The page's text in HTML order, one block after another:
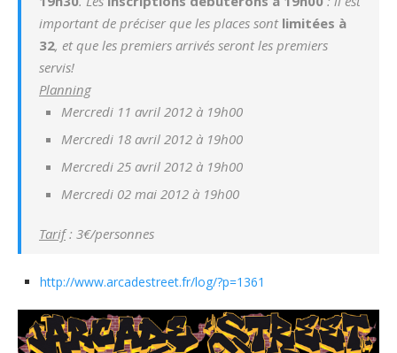
important de préciser que les places sont limitées à
32, et que les premiers arrivés seront les premiers
servis!
Planning
Mercredi 11 avril 2012 à 19h00
Mercredi 18 avril 2012 à 19h00
Mercredi 25 avril 2012 à 19h00
Mercredi 02 mai 2012 à 19h00
Tarif: 3€/personnes
http://www.arcadestreet.fr/log/?p=1361